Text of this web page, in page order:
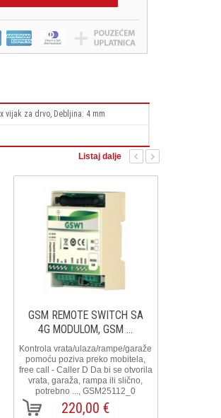
vijak za drvo, Debljina: 4 mm
Listaj dalje
GSM REMOTE SWITCH SA
4G MODULOM, GSM ...
Kontrola vrata/ulaza/rampe/garaže
pomoću poziva preko mobitela,
free call - Caller D Da bi se otvorila
vrata, garaža, rampa ili slično,
potrebno ..., GSM25112_0
220,00 €